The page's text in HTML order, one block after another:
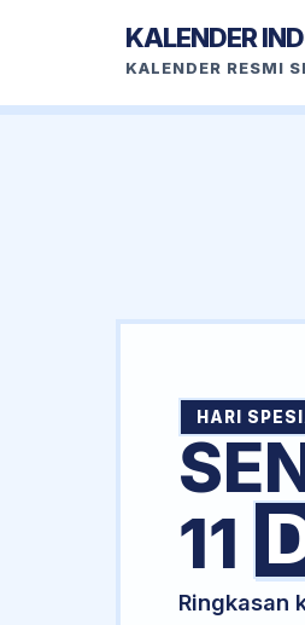
KALENDER
KALENDER RESMI
HARI
11
Ringkasan